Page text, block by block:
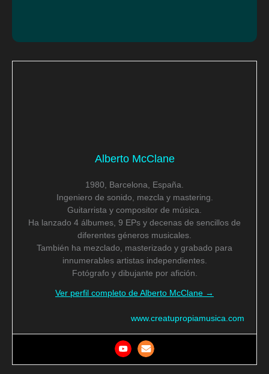
Alberto McClane
1980, Barcelona, España.
Ingeniero de sonido, mezcla y mastering.
Guitarrista y compositor de música.
Ha lanzado 4 álbumes, 9 EPs y decenas de sencillos de
diferentes géneros musicales.
También ha mezclado, masterizado y grabado para
innumerables artistas independientes.
Fotógrafo y dibujante por afición.
Ver perfil completo de Alberto McClane →
www.creatupropiamusica.com